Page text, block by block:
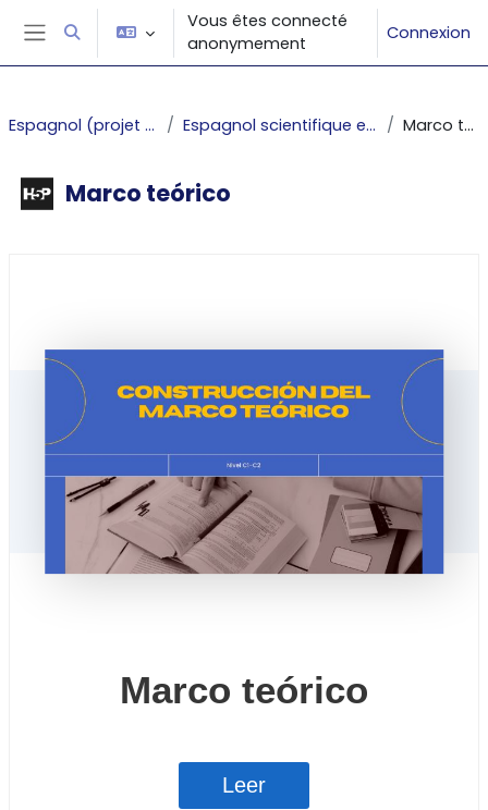
Passer au contenu principal
Panneau latéral
Activer/désactiver la saisie de recherche
Vous êtes connecté
anonymement
Connexion
Espagnol (projet PUNCHy) Espagnol scientifique et technique Marco teórico
Marco teórico